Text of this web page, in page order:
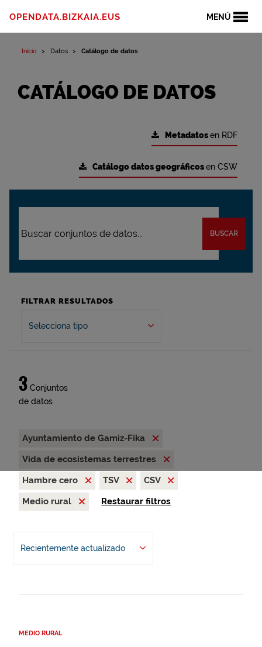
MENÚ
OPENDATA.BIZKAIA.EUS
Inicio Datos Catálogo de datos
CATÁLOGO DE DATOS
Metadatosen RDF
Catálogo datos geográficosen CSW
BUSCAR
FILTRAR RESULTADOS
Selecciona tipo
3 Conjuntos
de datos
Ayuntamiento de Gamiz-Fika
Vida de ecosistemas terrestres
Hambre cero
TSV
CSV
Medio rural
Restaurar filtros
Recientemente actualizado
MEDIO RURAL